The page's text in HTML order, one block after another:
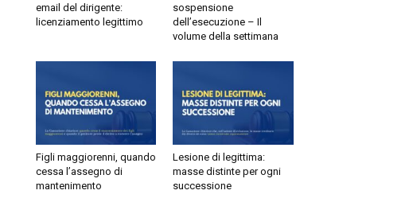
email del dirigente:
licenziamento legittimo
sospensione
dell’esecuzione – Il
volume della settimana
Figli maggiorenni, quando
cessa l’assegno di
mantenimento
Lesione di legittima:
masse distinte per ogni
successione